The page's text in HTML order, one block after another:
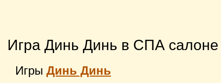
Игра Динь Динь в СПА салоне
Игры Динь Динь